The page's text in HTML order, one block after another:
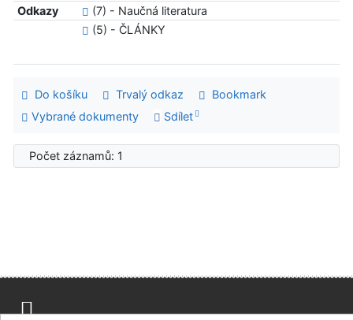
Odkazy
(7) - Naučná literatura
(5) - ČLÁNKY
Do košíku Trvalý odkaz
Bookmark
Vybrané dokumenty
Sdílet
Počet záznamů: 1